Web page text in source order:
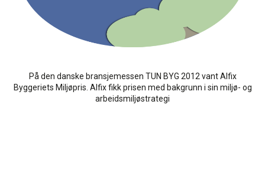
På den danske bransjemessen TUN BYG 2012 vant Alfix
Byggeriets Miljøpris. Alfix fikk prisen med bakgrunn i sin miljø- og
arbeidsmiljøstrategi